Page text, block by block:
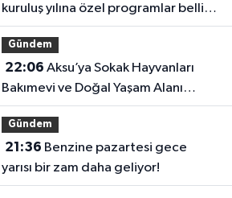
kuruluş yılına özel programlar belli
oldu
Gündem
22:06
Bakımevi ve Doğal Yaşam Alanı
geliyor
Gündem
21:36
yarısı bir zam daha geliyor!